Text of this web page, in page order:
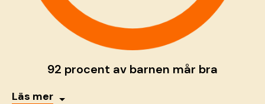
92 procent av barnen mår bra
Läs mer